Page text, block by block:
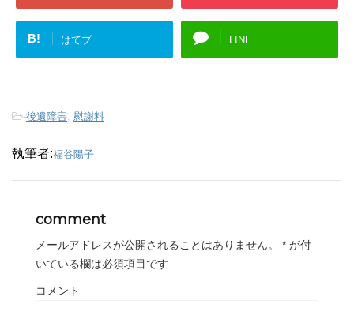
B! はてブ LINE
-後遺障害, 慰謝料
執筆者:福谷陽子
comment
メールアドレスが公開されることはありません。 * が付
いている欄は必須項目です
コメント